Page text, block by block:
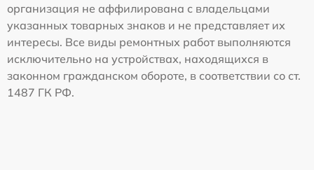
организация не аффилирована с владельцами
указанных товарных знаков и не представляет их
интересы. Все виды ремонтных работ выполняются
исключительно на устройствах, находящихся в
законном гражданском обороте, в соответствии со ст.
1487 ГК РФ.